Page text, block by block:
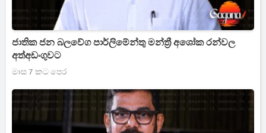
ජාතික ජන බලවේග පාර්ලිමේන්තු මන්ත්‍රී අශෝක රන්වල
අත්අඩංගුවට
මාස 7 කට පෙර